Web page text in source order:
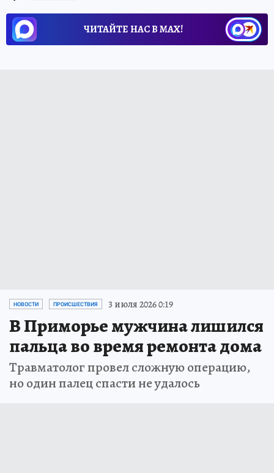
ЧИТАЙТЕ НАС В МАХ!
НОВОСТИ ПРОИСШЕСТВИЯ 3 июля 2026 0:19
В Приморье мужчина лишился
пальца во время ремонта дома
Травматолог провел сложную операцию,
но один палец спасти не удалось